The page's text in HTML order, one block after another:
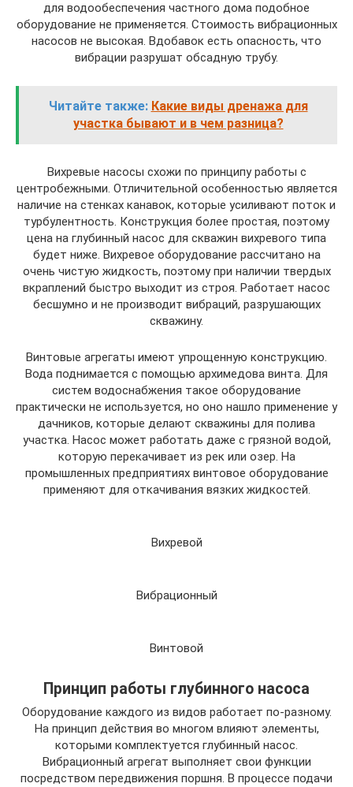
для водообеспечения частного дома подобное
оборудование не применяется. Стоимость вибрационных
насосов не высокая. Вдобавок есть опасность, что
вибрации разрушат обсадную трубу.
Читайте также: Какие виды дренажа для
участка бывают и в чем разница?
Вихревые насосы схожи по принципу работы с
центробежными. Отличительной особенностью является
наличие на стенках канавок, которые усиливают поток и
турбулентность. Конструкция более простая, поэтому
цена на глубинный насос для скважин вихревого типа
будет ниже. Вихревое оборудование рассчитано на
очень чистую жидкость, поэтому при наличии твердых
вкраплений быстро выходит из строя. Работает насос
бесшумно и не производит вибраций, разрушающих
скважину.
Винтовые агрегаты имеют упрощенную конструкцию.
Вода поднимается с помощью архимедова винта. Для
систем водоснабжения такое оборудование
практически не используется, но оно нашло применение у
дачников, которые делают скважины для полива
участка. Насос может работать даже с грязной водой,
которую перекачивает из рек или озер. На
промышленных предприятиях винтовое оборудование
применяют для откачивания вязких жидкостей.
Вихревой
Вибрационный
Винтовой
Принцип работы глубинного насоса
Оборудование каждого из видов работает по-разному.
На принцип действия во многом влияют элементы,
которыми комплектуется глубинный насос.
Вибрационный агрегат выполняет свои функции
посредством передвижения поршня. В процессе подачи